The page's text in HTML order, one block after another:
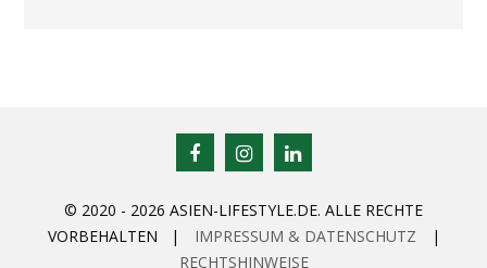
© 2020 - 2026 ASIEN-LIFESTYLE.DE. ALLE RECHTE
VORBEHALTEN |
IMPRESSUM & DATENSCHUTZ
|
RECHTSHINWEISE